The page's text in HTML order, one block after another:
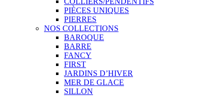
PIÈCES UNIQUES
PIERRES
NOS COLLECTIONS
BAROQUE
BARRE
FANCY
FIRST
JARDINS D’HIVER
MER DE GLACE
SILLON